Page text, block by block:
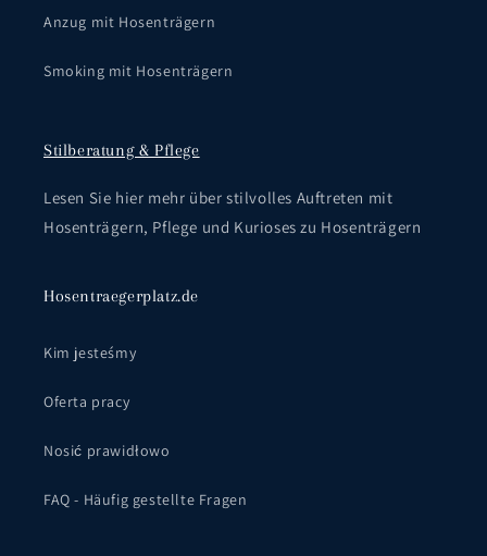
Anzug mit Hosenträgern
Smoking mit Hosenträgern
Stilberatung & Pflege
Lesen Sie hier mehr über stilvolles Auftreten mit
Hosenträgern, Pflege und Kurioses zu Hosenträgern
Hosentraegerplatz.de
Kim jesteśmy
Oferta pracy
Nosić prawidłowo
FAQ - Häufig gestellte Fragen